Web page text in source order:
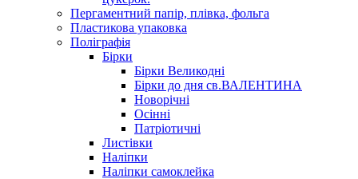
Пергаментний папір, плівка, фольга
Пластикова упаковка
Поліграфія
Бірки
Бірки Великодні
Бірки до дня св.ВАЛЕНТИНА
Новорічні
Осінні
Патріотичні
Листівки
Наліпки
Наліпки самоклейка